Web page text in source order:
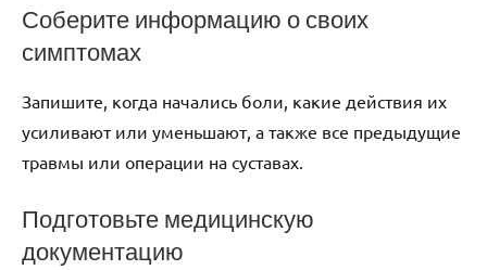
Соберите информацию о своих
симптомах
Запишите, когда начались боли, какие действия их
усиливают или уменьшают, а также все предыдущие
травмы или операции на суставах.
Подготовьте медицинскую
документацию